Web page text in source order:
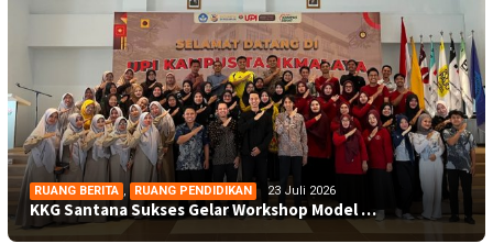
RUANG BERITA , RUANG PENDIDIKAN 23 Juli 2026
KKG Santana Sukses Gelar Workshop Model …